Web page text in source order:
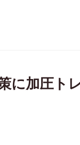
お知らせ 冷え性対策
に加圧ト